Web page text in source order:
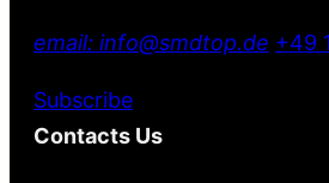
email: info@smdtop.de +49
Subscribe
Contacts Us